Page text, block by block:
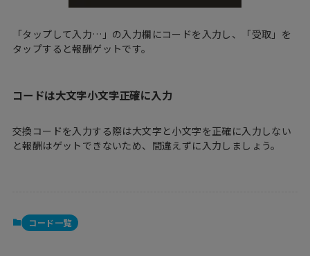
「タップして入力…」の入力欄にコードを入力し、「受取」を
タップすると報酬ゲットです。
コードは大文字小文字正確に入力
交換コードを入力する際は大文字と小文字を正確に入力しない
と報酬はゲットできないため、間違えずに入力しましょう。
コード一覧